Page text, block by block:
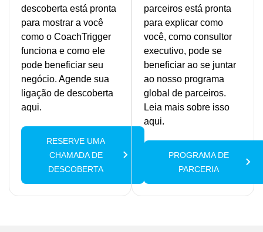
descoberta está pronta
para mostrar a você
como o CoachTrigger
funciona e como ele
pode beneficiar seu
negócio. Agende sua
ligação de descoberta
aqui.
RESERVE UMA
CHAMADA DE
DESCOBERTA
parceiros está pronta
para explicar como
você, como consultor
executivo, pode se
beneficiar ao se juntar
ao nosso programa
global de parceiros.
Leia mais sobre isso
aqui.
PROGRAMA DE
PARCERIA